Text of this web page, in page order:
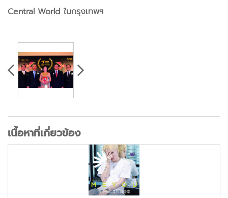
Central World ในกรุงเทพฯ
เนื้อหาที่เกี่ยวข้อง